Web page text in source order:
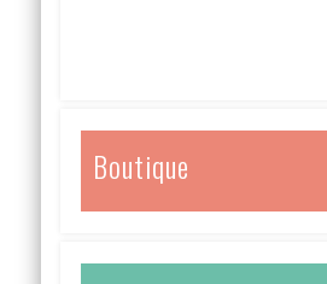
Boutique